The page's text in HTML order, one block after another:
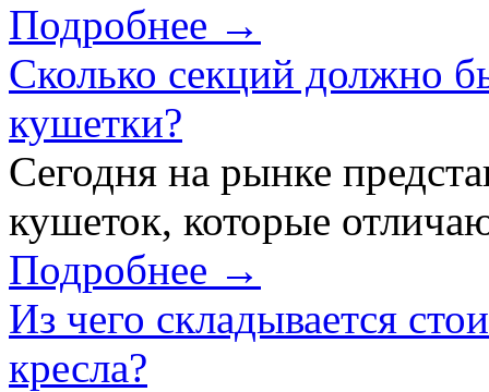
Подробнее →
Сколько секций должно
кушетки?
Сегодня на рынке
кушеток, которые
Подробнее →
Из чего складывается
кресла?